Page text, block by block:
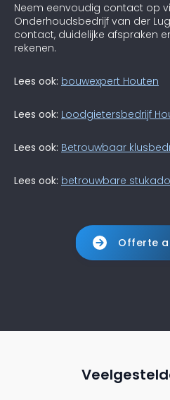
Neem eenvoudig contact op
Onderhoudsbedrijf van der
contact, duidelijke afspraken
rekenen.
Lees ook: bouwexpert Houten
Lees ook: Loodgietersbedrijf
Lees ook: Betrouwbaar
Lees ook: betrouwbare
Offerte